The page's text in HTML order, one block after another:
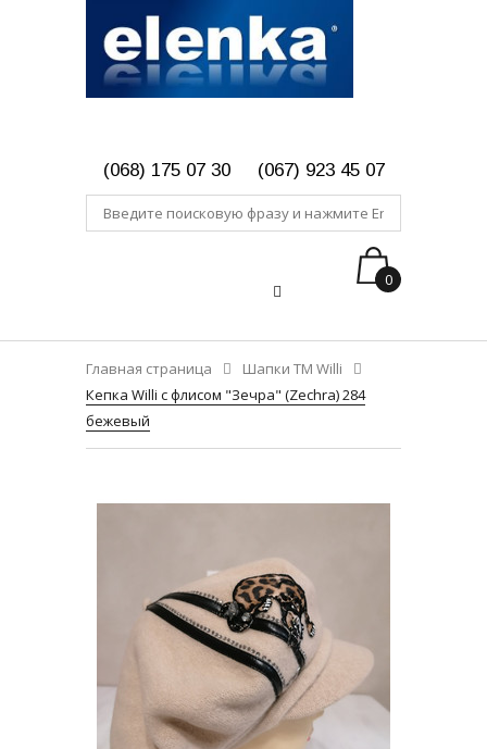
(068) 175 07 30 (067) 923 45 07
0
Главная страница
Шапки ТМ Willi
Кепка Willi с флисом "Зечра" (Zechra) 284
бежевый